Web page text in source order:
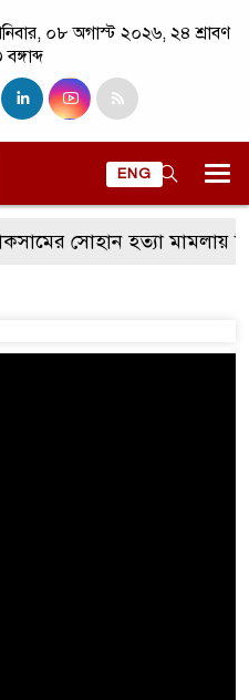
০৮ অগাস্ট ২০২৬, ২৪ শ্রাবণ
ENG
সোহান হত্যা মামলায়